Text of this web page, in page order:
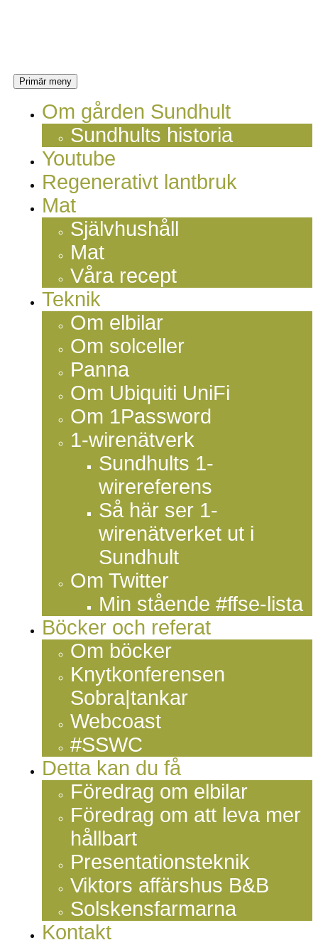
blogg
Sök
Primär meny
Om gården Sundhult
Sundhults historia
Youtube
Regenerativt lantbruk
Mat
Självhushåll
Mat
Våra recept
Teknik
Om elbilar
Om solceller
Panna
Om Ubiquiti UniFi
Om 1Password
1-wirenätverk
Sundhults 1-
wirereferens
Så här ser 1-
wirenätverket ut i
Sundhult
Om Twitter
Min stående #ffse-lista
Böcker och referat
Om böcker
Knytkonferensen
Sobra|tankar
Webcoast
#SSWC
Detta kan du få
Föredrag om elbilar
Föredrag om att leva mer
hållbart
Presentationsteknik
Viktors affärshus B&B
Solskensfarmarna
Kontakt